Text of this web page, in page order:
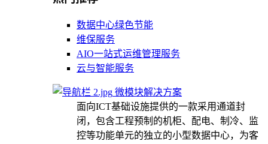
数据中心绿色节能
维保服务
AIO一站式运维管理服务
云与智能服务
微模块解决方案
面向ICT基础设施提供的一款采用通道封
闭，包含工程预制的机柜、配电、制冷、监
控等功能单元的独立的小型数据中心，为客